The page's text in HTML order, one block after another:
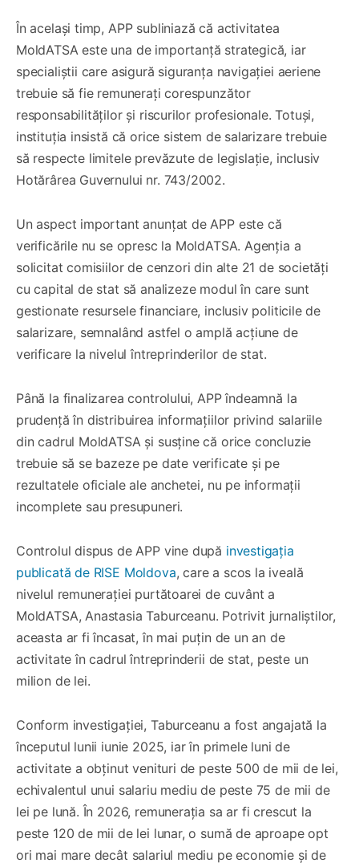
În același timp, APP subliniază că activitatea
MoldATSA este una de importanță strategică, iar
specialiștii care asigură siguranța navigației aeriene
trebuie să fie remunerați corespunzător
responsabilităților și riscurilor profesionale. Totuși,
instituția insistă că orice sistem de salarizare trebuie
să respecte limitele prevăzute de legislație, inclusiv
Hotărârea Guvernului nr. 743/2002.
Un aspect important anunțat de APP este că
verificările nu se opresc la MoldATSA. Agenția a
solicitat comisiilor de cenzori din alte 21 de societăți
cu capital de stat să analizeze modul în care sunt
gestionate resursele financiare, inclusiv politicile de
salarizare, semnalând astfel o amplă acțiune de
verificare la nivelul întreprinderilor de stat.
Până la finalizarea controlului, APP îndeamnă la
prudență în distribuirea informațiilor privind salariile
din cadrul MoldATSA și susține că orice concluzie
trebuie să se bazeze pe date verificate și pe
rezultatele oficiale ale anchetei, nu pe informații
incomplete sau presupuneri.
Controlul dispus de APP vine după investigația
publicată de RISE Moldova, care a scos la iveală
nivelul remunerației purtătoarei de cuvânt a
MoldATSA, Anastasia Taburceanu. Potrivit jurnaliștilor,
aceasta ar fi încasat, în mai puțin de un an de
activitate în cadrul întreprinderii de stat, peste un
milion de lei.
Conform investigației, Taburceanu a fost angajată la
începutul lunii iunie 2025, iar în primele luni de
activitate a obținut venituri de peste 500 de mii de lei,
echivalentul unui salariu mediu de peste 75 de mii de
lei pe lună. În 2026, remunerația sa ar fi crescut la
peste 120 de mii de lei lunar, o sumă de aproape opt
ori mai mare decât salariul mediu pe economie și de